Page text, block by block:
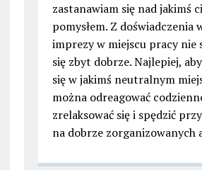
zastanawiam się nad jakimś
pomysłem. Z doświadczenia
imprezy w miejscu pracy nie
się zbyt dobrze. Najlepiej,
się w jakimś neutralnym
można odreagować
zrelaksować się i spędzić
na dobrze zorganizowanych